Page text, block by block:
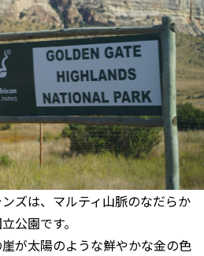
ズは、マルティ山脈のなだらか
公園です。
が太陽のような鮮やかな金の色